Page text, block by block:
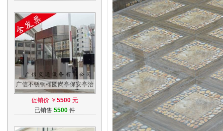
广信不锈钢椭圆岗亭保安亭治
安岗亭高速公路收费岗亭值班
岗亭定做
促销价:￥ 5500 元
已销售:5500 件